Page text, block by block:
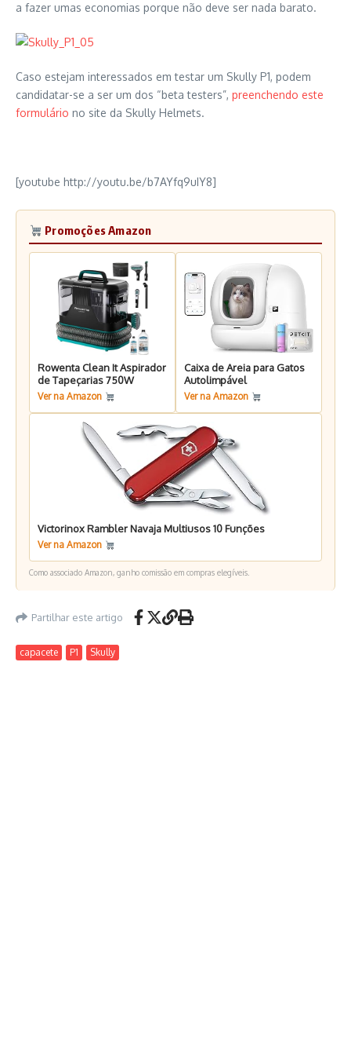
a fazer umas economias porque não deve ser nada barato.
Caso estejam interessados em testar um Skully P1, podem
candidatar-se a ser um dos “beta testers”, preenchendo este
formulário no site da Skully Helmets.
[youtube http://youtu.be/b7AYfq9uIY8]
Promoções Amazon
Rowenta Clean It Aspirador
de Tapeçarias 750W
Ver na Amazon
Caixa de Areia para Gatos
Autolimpável
Ver na Amazon
Victorinox Rambler Navaja Multiusos 10 Funções
Ver na Amazon
Como associado Amazon, ganho comissão em compras elegíveis.
Partilhar este artigo
capacete P1 Skully